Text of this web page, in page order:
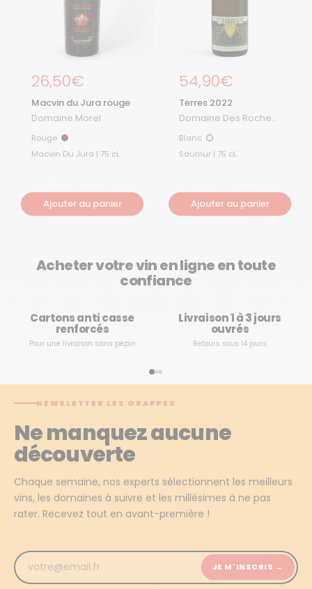
Prix régulier
26,50€
Macvin du Jura rouge
Domaine Morel
Rouge Rouge
Macvin Du Jura | 75 cL
Ajouter au panier
Prix régulier
54,90€
Terres 2022
Domaine Des Roches
Blanc Blanc
Saumur | 75 cL
Ajouter au panier
Acheter votre vin en ligne en toute
confiance
Cartons anti casse
renforcés
Pour une livraison sans pépin
Livraison 1 à 3 jours
ouvrés
Retours sous 14 jours
NEWSLETTER LES GRAPPES
Ne manquez aucune
découverte
Chaque semaine, nos experts sélectionnent les meilleurs
vins, les domaines à suivre et les millésimes à ne pas
rater. Recevez tout en avant-première !
JE M'INSCRIS →